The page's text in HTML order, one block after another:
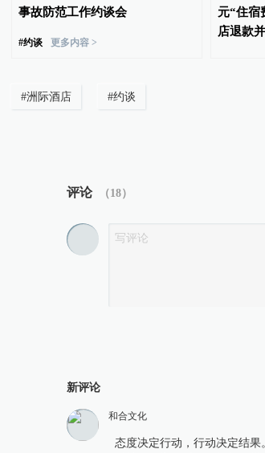
事故防范工作约谈会
#约谈 更多内容 >
元“住宿
店退款
#洲际酒店 #约谈
评论 （18）
新评论
和合文化
态度决定行动，行动决定结